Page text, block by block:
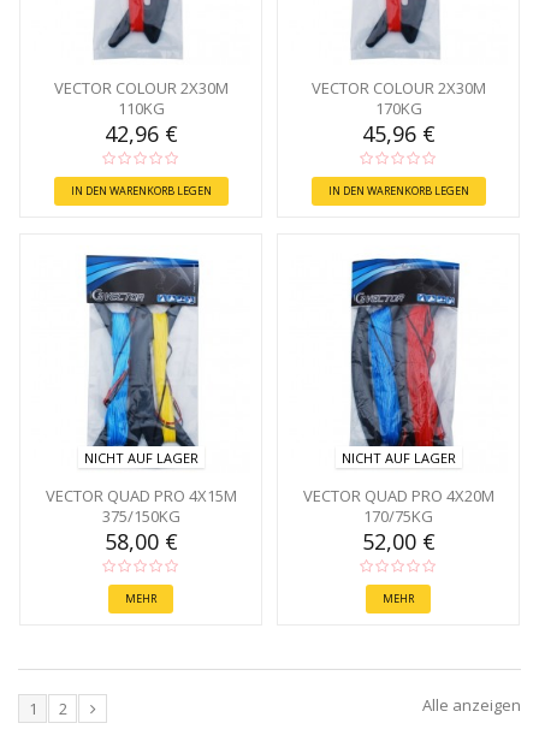
VECTOR COLOUR 2X30M
110KG
42,96 €
IN DEN WARENKORB LEGEN
VECTOR COLOUR 2X30M
170KG
45,96 €
IN DEN WARENKORB LEGEN
NICHT AUF LAGER
VECTOR QUAD PRO 4X15M
375/150KG
58,00 €
MEHR
NICHT AUF LAGER
VECTOR QUAD PRO 4X20M
170/75KG
52,00 €
MEHR
Alle anzeigen
1 2